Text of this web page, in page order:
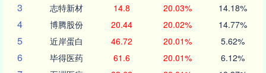
3 志特新材 14.8 20.03% 14.18%
4 博腾股份 20.44 20.02% 14.77%
5 近岸蛋白 46.72 20.01% 5.62%
6 毕得医药 61.6 20.01% 6.12%